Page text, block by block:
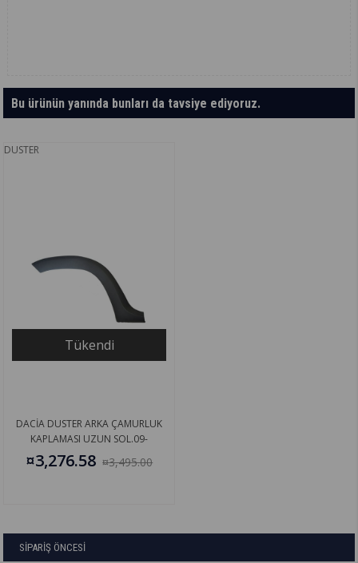
Bu ürünün yanında bunları da tavsiye ediyoruz.
DUSTER
Tükendi
DACİA DUSTER ARKA ÇAMURLUK
KAPLAMASI UZUN SOL.09-
788A33613R
¤3,276.58 ¤3,495.00
SİPARİŞ ÖNCESİ